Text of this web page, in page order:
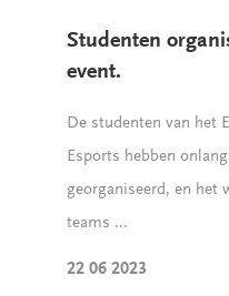
Studenten
event.
De studenten van het
Esports hebben
georganiseerd, en het
teams ...
22 06 2023